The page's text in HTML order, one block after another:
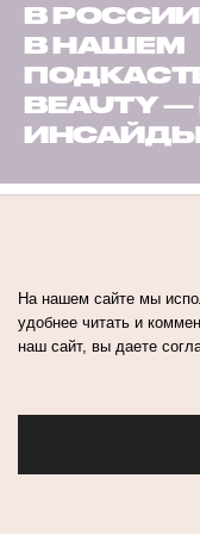
В
В НАШЕМ
BEAUTY
На нашем сайте мы
удобнее читать и
наш сайт, вы даете